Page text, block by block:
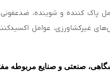
کننده و شوینده، ضدعفونی
غیرکشاورزی، عوامل
صنعتی و صنایع مربوطه